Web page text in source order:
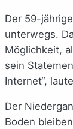
Der 59-
unterwegs.
Möglichkeit,
sein
Internet“,
Der
Boden